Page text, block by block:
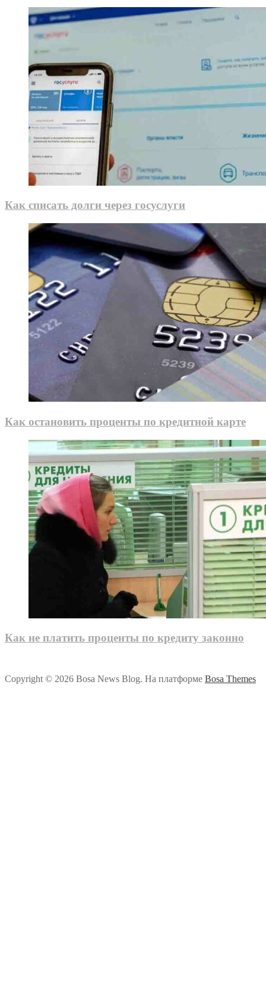
Как списать долги через госуслуги
Как остановить проценты по кредитной карте
Как не платить проценты по кредиту законно
Copyright © 2026 Bosa News Blog. На платформе Bosa Themes